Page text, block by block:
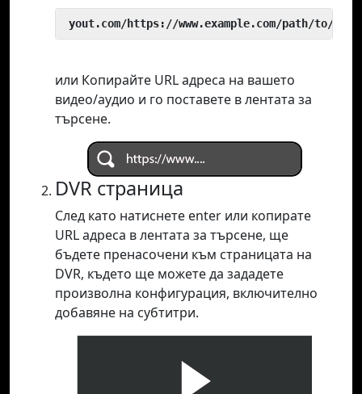
yout.com/https://www.example.com/path/to/
или Копирайте URL адреса на вашето
видео/аудио и го поставете в лентата за
търсене.
DVR страница
След като натиснете enter или копирате
URL адреса в лентата за търсене, ще
бъдете пренасочени към страницата на
DVR, където ще можете да зададете
произволна конфигурация, включително
добавяне на субтитри.